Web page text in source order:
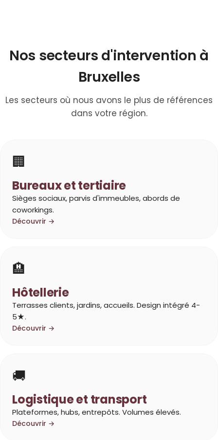
Nos secteurs d'intervention à
Bruxelles
Les secteurs où nous avons le plus de références
dans votre région.
🏢
Bureaux et tertiaire
Sièges sociaux, parvis d'immeubles, abords de
coworkings.
Découvrir →
🏨
Hôtellerie
Terrasses clients, jardins, accueils. Design intégré 4-
5★.
Découvrir →
🚚
Logistique et transport
Plateformes, hubs, entrepôts. Volumes élevés.
Découvrir →